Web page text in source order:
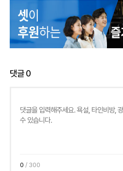
댓글0
0 / 300